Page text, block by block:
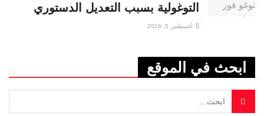
التوغولية بسبب التعديل الدستوري
أغسطس 5, 2026
ابحث في الموقع